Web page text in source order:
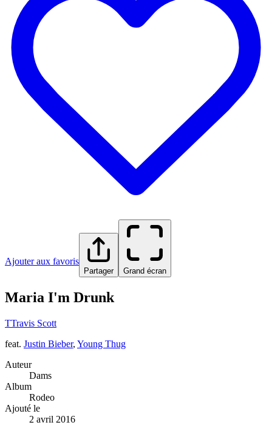
Ajouter aux favoris
Partager Grand écran
Maria I'm Drunk
TTravis Scott
feat. Justin Bieber, Young Thug
Auteur
Dams
Album
Rodeo
Ajouté le
2 avril 2016